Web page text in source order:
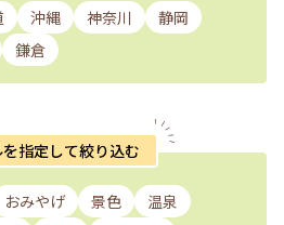
沖縄 神奈川
静岡
鎌倉
指定して絞り込む
おみやげ 景色
温泉